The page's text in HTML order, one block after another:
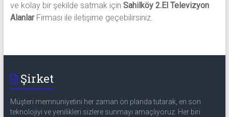
ve kolay bir şekilde satmak için Sahilköy 2.El Televizyon
AlanlarFirması ile iletişime geçebilirsiniz.
Şirket
Müşteri memnuniyetini her zaman ön planda tutarak, en son
teknolojiyi ve yenilikleri sizlere sunmayı amaçlıyoruz. Her biri